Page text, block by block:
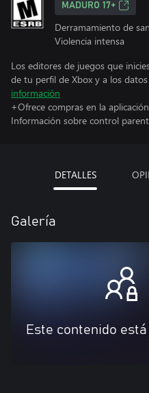
MADURO 17+
Derramamiento de
Violencia intensa
Los editores de juegos que
de tu perfil de Xbox y a los
información
+Ofrece compras en la
Información sobre control
DETALLES
Galería
Este contenido